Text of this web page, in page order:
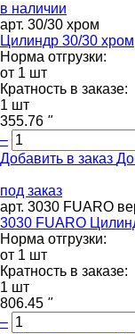
в наличии
арт. 30/30 хром
Цилиндр 30/30 хром
Норма отгрузки:
от 1 шт
Кратность в заказе:
1 шт
355.76 "
–
Добавить в заказ
под заказ
арт. 3030 FUARO
3030 FUARO
Норма отгрузки:
от 1 шт
Кратность в заказе:
1 шт
806.45 "
–